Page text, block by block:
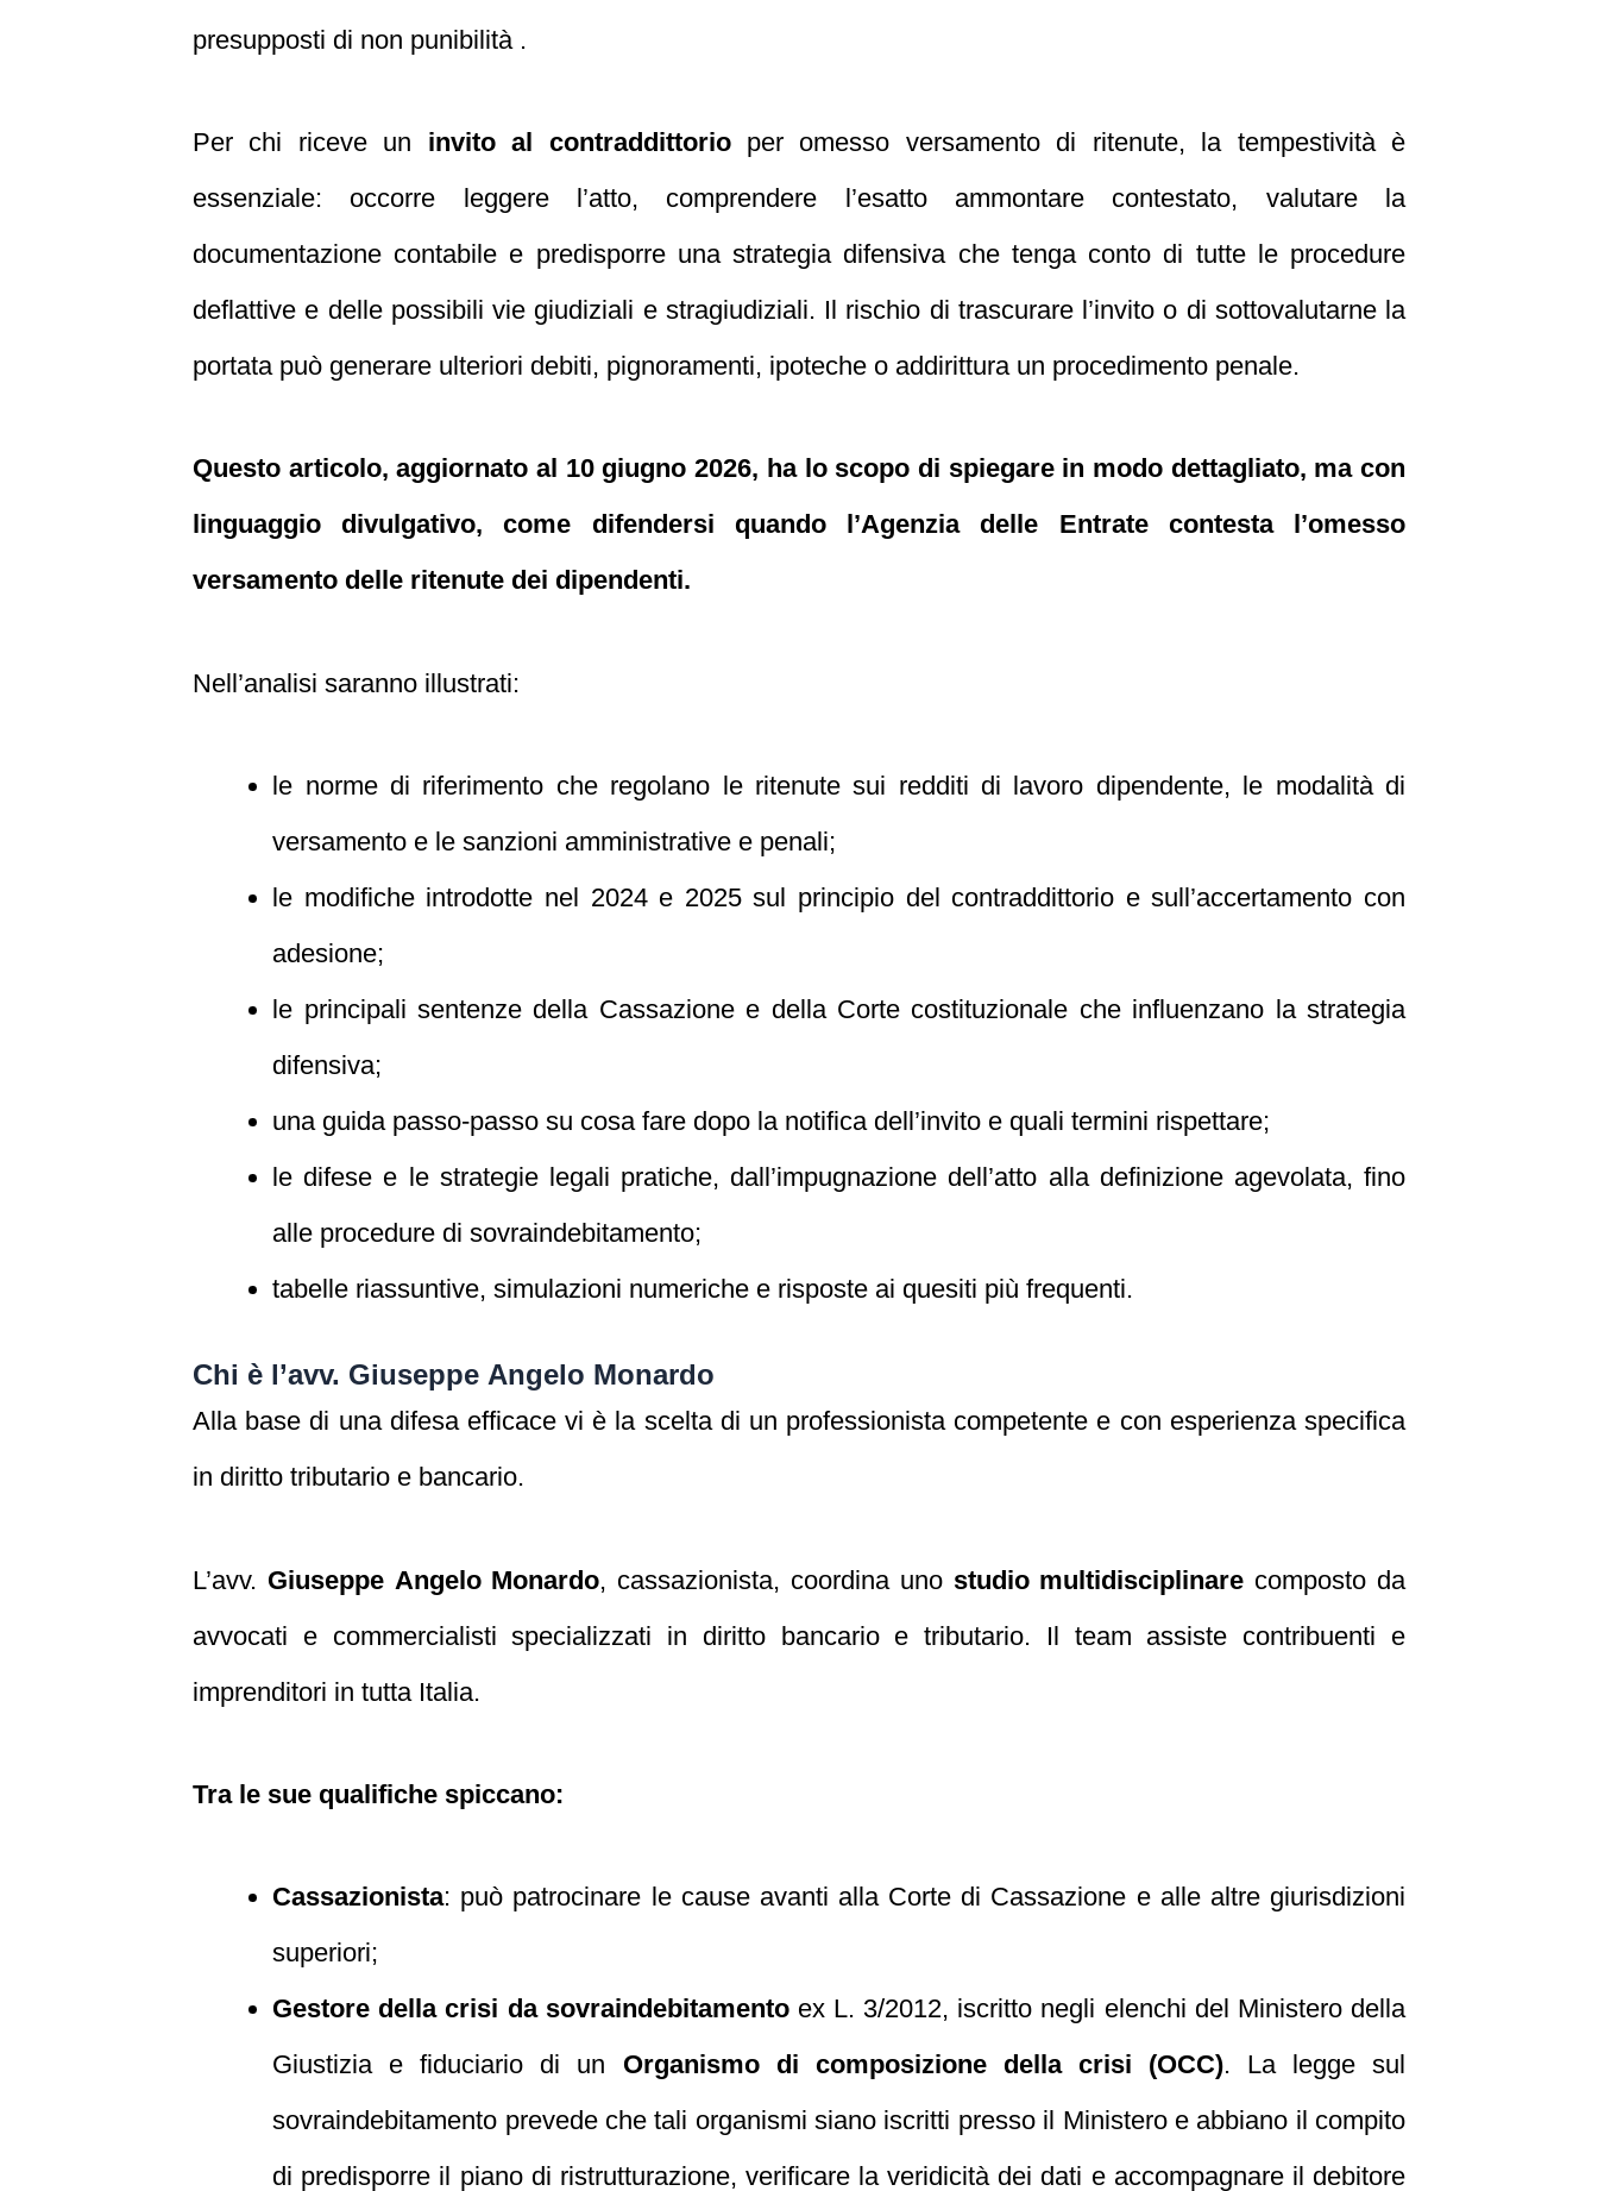
presupposti di non punibilità .
Per chi riceve un invito al contraddittorioper omesso versamento di ritenute, la tempestività è
essenziale: occorre leggere l’atto, comprendere l’esatto ammontare contestato, valutare la
documentazione contabile e predisporre una strategia difensiva che tenga conto di tutte le procedure
deflattive e delle possibili vie giudiziali e stragiudiziali. Il rischio di trascurare l’invito o di sottovalutarne la
portata può generare ulteriori debiti, pignoramenti, ipoteche o addirittura un procedimento penale.
Questo articolo, aggiornato al 10 giugno 2026, ha lo scopo di spiegare in modo dettagliato, ma con
linguaggio divulgativo, come difendersi quando l’Agenzia delle Entrate contesta l’omesso
versamento delle ritenute dei dipendenti.
Nell’analisi saranno illustrati:
le norme di riferimento che regolano le ritenute sui redditi di lavoro dipendente, le modalità di
versamento e le sanzioni amministrative e penali;
le modifiche introdotte nel 2024 e 2025 sul principio del contraddittorio e sull’accertamento con
adesione;
le principali sentenze della Cassazione e della Corte costituzionale che influenzano la strategia
difensiva;
una guida passo‑passo su cosa fare dopo la notifica dell’invito e quali termini rispettare;
le difese e le strategie legali pratiche, dall’impugnazione dell’atto alla definizione agevolata, fino
alle procedure di sovraindebitamento;
tabelle riassuntive, simulazioni numeriche e risposte ai quesiti più frequenti.
Chi è l’avv. Giuseppe Angelo Monardo
Alla base di una difesa efficace vi è la scelta di un professionista competente e con esperienza specifica
in diritto tributario e bancario.
L’avv. Giuseppe Angelo Monardo, cassazionista, coordina uno studio multidisciplinare composto da
avvocati e commercialisti specializzati in diritto bancario e tributario. Il team assiste contribuenti e
imprenditori in tutta Italia.
Tra le sue qualifiche spiccano:
Cassazionista: può patrocinare le cause avanti alla Corte di Cassazione e alle altre giurisdizioni
superiori;
Gestore della crisi da sovraindebitamentoex L. 3/2012, iscritto negli elenchi del Ministero della
Giustizia e fiduciario di un Organismo di composizione della crisi (OCC). La legge sul
sovraindebitamento prevede che tali organismi siano iscritti presso il Ministero e abbiano il compito
di predisporre il piano di ristrutturazione, verificare la veridicità dei dati e accompagnare il debitore